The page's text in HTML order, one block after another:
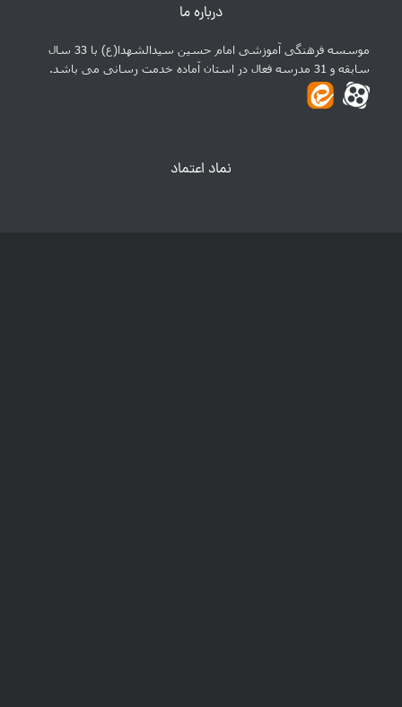
درباره ما
موسسه فرهنگی آموزشی امام حسین سیدالشهدا(ع) با 33 سال
سابقه و 31 مدرسه فعال در استان آماده خدمت رسانی می باشد.
نماد اعتماد